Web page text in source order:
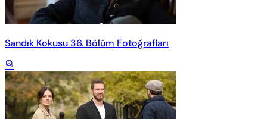
Sandık Kokusu 36. Bölüm Fotoğrafları